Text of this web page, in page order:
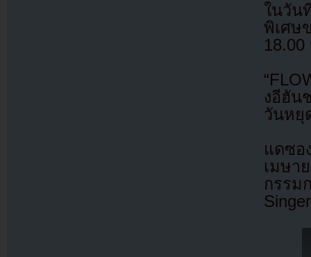
ในวัน
พิเศษ
งอีฮัน
วันหยุ
แดซ
เมษา
กรรม